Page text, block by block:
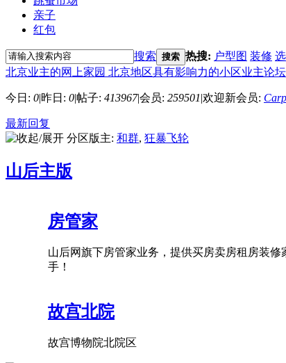
亲子
红包
搜索 搜索 热搜: 户型图 装修
北京业主的网上家园 北京地区具有影响力的小区业主论坛
今日: 0|昨日: 0|帖子: 413967|会员: 259501|欢迎新会员:
最新回复
分区版主: 和群, 狂暴飞轮
山后主版
房管家
山后网旗下房管家业务，提供买房卖房租房装
手！
故宫北院
故宫博物院北院区